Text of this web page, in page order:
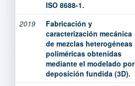
ISO 8688-1.
2019
Fabricación y
caracterización mecánica
de mezclas heterogéneas
poliméricas obtenidas
mediante el modelado por
deposición fundida (3D).